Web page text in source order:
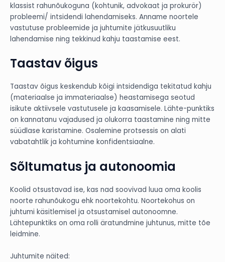
klassist rahunõukoguna (kohtunik, advokaat ja prokurör)
probleemi/ intsidendi lahendamiseks. Anname noortele
vastutuse probleemide ja juhtumite jätkusuutliku
lahendamise ning tekkinud kahju taastamise eest.
Taastav õigus
Taastav õigus keskendub kõigi intsidendiga tekitatud kahju
(materiaalse ja immateriaalse) heastamisega seotud
isikute aktiivsele vastutusele ja kaasamisele. Lähte-punktiks
on kannatanu vajadused ja olukorra taastamine ning mitte
süüdlase karistamine. Osalemine protsessis on alati
vabatahtlik ja kohtumine konfidentsiaalne.
Sõltumatus ja autonoomia
Koolid otsustavad ise, kas nad soovivad luua oma koolis
noorte rahunõukogu ehk noortekohtu. Noortekohus on
juhtumi käsitlemisel ja otsustamisel autonoomne.
Lähtepunktiks on oma rolli äratundmine juhtunus, mitte tõe
leidmine.
Juhtumite näited: